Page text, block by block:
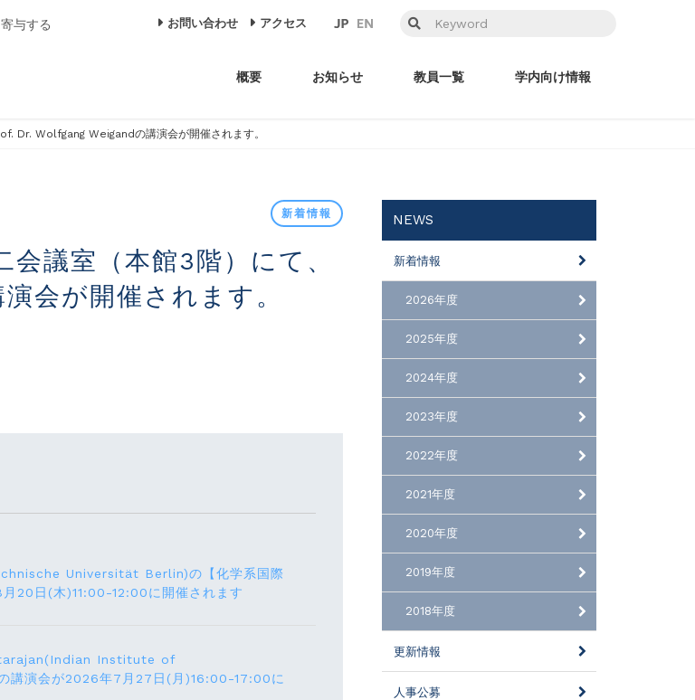
与する お問い合わせ アクセス
概要 お知らせ 教員一覧 学内向け情報
Dr. Wolfgang Weigandの講演会が開催されます。
新着情報
が開催されます。
Universität Berlin)の【化学系国際
20⽇(⽊)11:00-12:00に開催されます
Institute of
講演会が2026年7月27⽇(月)16:00-17:00に
NEWS
新着情報
2026年度
2025年度
2024年度
2023年度
2022年度
2021年度
2020年度
2019年度
2018年度
更新情報
人事公募